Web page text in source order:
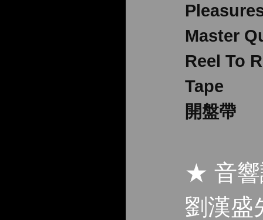
Master
Reel To
Tape
開盤帶
★ 音響
劉漢盛